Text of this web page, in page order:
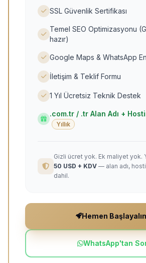
SSL Güvenlik Sertifikası
Temel SEO Optimizasyonu
hazır)
Google Maps & WhatsApp
İletişim & Teklif Formu
1 Yıl Ücretsiz Teknik Destek
.com.tr / .tr Alan Adı +
Yıllık
Gizli ücret yok. Ek maliyet yok.
50 USD + KDV — alan adı,
dahil.
Hemen
WhatsApp'tan